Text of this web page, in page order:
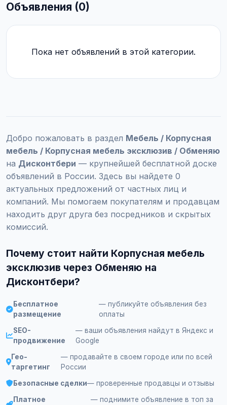
Объявления (0)
Пока нет объявлений в этой категории.
Добро пожаловать в раздел Мебель / Корпусная
мебель / Корпусная мебель эксклюзив / Обменяю
на Дисконтбери — крупнейшей бесплатной доске
объявлений в России. Здесь вы найдете 0
актуальных предложений от частных лиц и
компаний. Мы помогаем покупателям и продавцам
находить друг друга без посредников и скрытых
комиссий.
Почему стоит найти Корпусная мебель
эксклюзив через Обменяю на
Дисконтбери?
Бесплатное
размещение
— публикуйте объявления без
оплаты
SEO-
продвижение
— ваши объявления найдут в Яндекс и
Google
Гео-
таргетинг
— продавайте в своем городе или по всей
России
Безопасные сделки— проверенные продавцы и отзывы
Платное
— поднимите объявление в топ за